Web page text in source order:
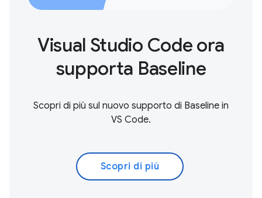
Visual Studio Code ora
supporta Baseline
Scopri di più sul nuovo supporto di Baseline in
VS Code.
Scopri di più